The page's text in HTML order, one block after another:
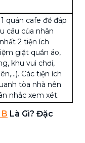
quán cafe để đáp
cầu của nhân
2 tiện ích
giặt quần áo,
khu vui chơi,
Các tiện ích
tòa nhà nên
nhắc xem xét.
Là Gì? Đặc